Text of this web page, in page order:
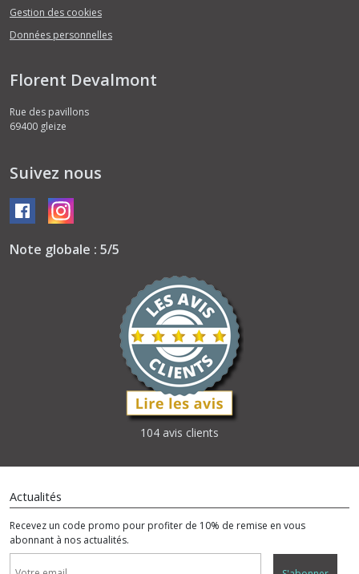
Gestion des cookies
Données personnelles
Florent Devalmont
Rue des pavillons
69400 gleize
Suivez nous
Note globale : 5/5
104 avis clients
Actualités
Recevez un code promo pour profiter de 10% de remise en vous
abonnant à nos actualités.